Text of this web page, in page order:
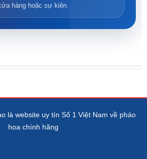
hàng hoặc sự kiện.
là website uy tín Số 1 Việt Nam về pháo
hoa chính hãng